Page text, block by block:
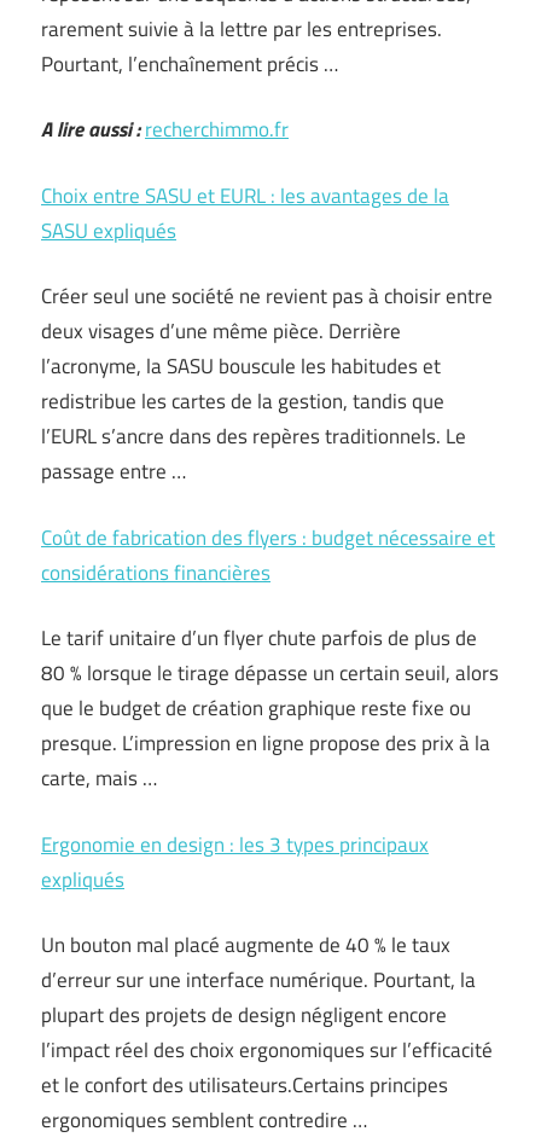
rarement suivie à la lettre par les entreprises.
Pourtant, l’enchaînement précis …
A lire aussi :recherchimmo.fr
Choix entre SASU et EURL : les avantages de la
SASU expliqués
Créer seul une société ne revient pas à choisir entre
deux visages d’une même pièce. Derrière
l’acronyme, la SASU bouscule les habitudes et
redistribue les cartes de la gestion, tandis que
l’EURL s’ancre dans des repères traditionnels. Le
passage entre …
Coût de fabrication des flyers : budget nécessaire et
considérations financières
Le tarif unitaire d’un flyer chute parfois de plus de
80 % lorsque le tirage dépasse un certain seuil, alors
que le budget de création graphique reste fixe ou
presque. L’impression en ligne propose des prix à la
carte, mais …
Ergonomie en design : les 3 types principaux
expliqués
Un bouton mal placé augmente de 40 % le taux
d’erreur sur une interface numérique. Pourtant, la
plupart des projets de design négligent encore
l’impact réel des choix ergonomiques sur l’efficacité
et le confort des utilisateurs.Certains principes
ergonomiques semblent contredire …